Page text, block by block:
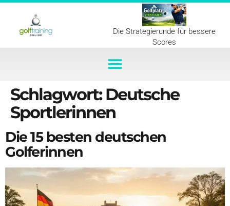
Die Strategierunde für bessere
Scores
Schlagwort:Deutsche
Sportlerinnen
Die 15 besten deutschen
Golferinnen